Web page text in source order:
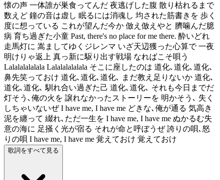
懐の声 一体誰が巣食ってんだ 夜逃げした腹 散り枯れるまで
数えど 鐘の音は虚し 眠るには消魂し 均された筋書きを 歩く
度に想っている これが望んだ今か 倣え倣えやと 臍噛んだ臆
病 育ち過ぎた小童 Past, there's no place for me there. 酔いどれ
走馬灯に 嵩ましてゆくジレンマ いざ天辺獲った心算で 一夜
明けりゃ返上 真っ新に駆り出す戦場 なればこそ唄う
Lalalalalalala Lalalalalalala そこに座したのは 道化､道化､道化､
鼻先笑っておけ 道化､道化､道化､ まだ教え足りないか 道化､
道化､道化､ 馴れ合い過ぎた己 道化､道化､ それも今日までだ
灯そう､俺の火を 譲れなかったストーリーを 明かそう､ 失く
しちゃいないぜ I have me, I have me どきな､俺が通る 気高き
泥を纏って 綴れ､ただ一生を I have me, I have me ぬかるむ失
意の海に 足掻く光が宿る それが命と呼ぼうぜ 誇りの唄､怒
りの唄 I have me, I have me 覚えておけ 覚えておけ
歌詞をすべて見る